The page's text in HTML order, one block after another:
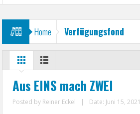
Home Verfügungsfond
Aus EINS mach ZWEI
Posted by Reiner Eckel | Date: Juni 15, 2021